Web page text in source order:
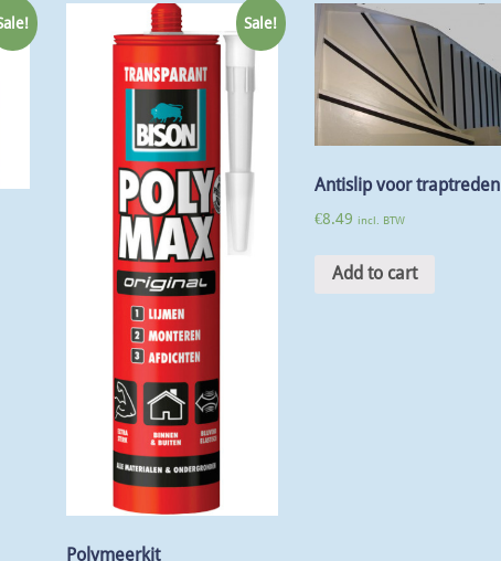
Sale!
Polymeerkit
Antislip voor traptreden
€8.49 incl. BTW
Add to cart